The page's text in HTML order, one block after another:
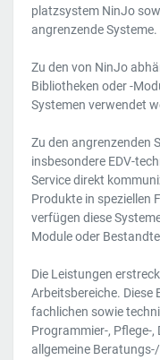
platzsystem NinJo
angrenzende Systeme.
Zu den von NinJo
Bibliotheken oder -
Systemen verwendet
Zu den angrenzenden
insbesondere EDV-
Service direkt
Produkte in speziellen
verfügen diese
Module oder
Die Leistungen
Arbeitsbereiche. Diese
fachlichen sowie
Programmier-, Pflege-,
allgemeine